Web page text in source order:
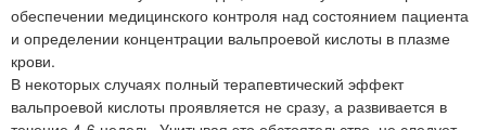
обеспечении медицинского контроля над состоянием пациента
и определении концентрации вальпроевой кислоты в плазме
крови.
В некоторых случаях полный терапевтический эффект
вальпроевой кислоты проявляется не сразу, а развивается в